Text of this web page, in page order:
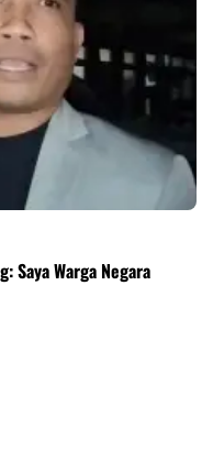
Saya Warga Negara